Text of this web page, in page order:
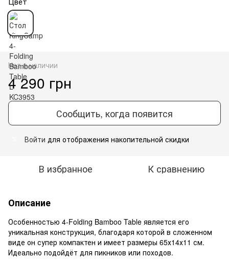
Нет в наличии
4 290 грн
Сообщить, когда появится
Войти для отображения накопительной скидки
В избранное К сравнению
Описание
Особенностью 4-Folding Bamboo Table является его
уникальная конструкция, благодаря которой в сложенном
виде он супер компактен и имеет размеры 65х14х11 см.
Идеально подойдёт для пикников или походов.